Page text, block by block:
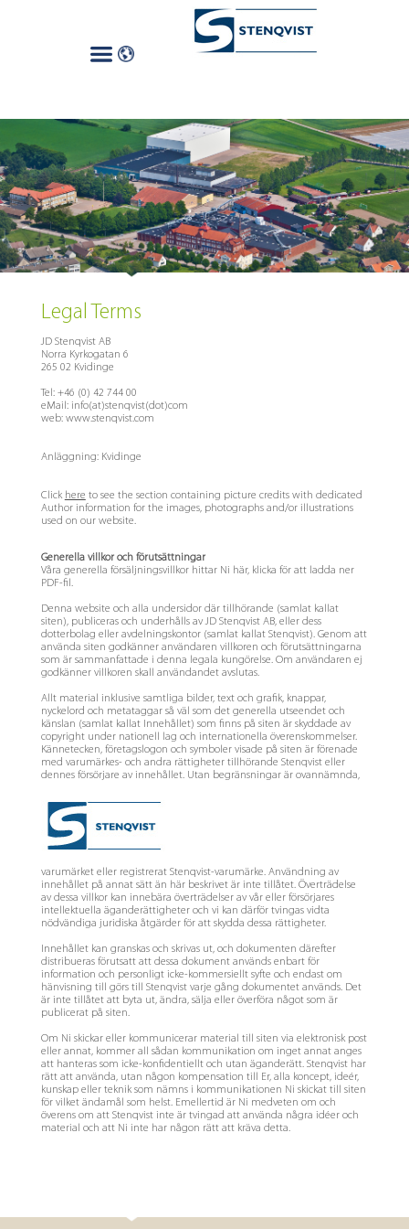
Legal Terms
JD Stenqvist AB
Norra Kyrkogatan 6
265 02 Kvidinge
Tel: +46 (0) 42 744 00
eMail: info(at)stenqvist(dot)com
web: www.stenqvist.com
Anläggning: Kvidinge
Click here to see the section containing picture credits with dedicated
Author information for the images, photographs and/or illustrations
used on our website.
Generella villkor och förutsättningar
Våra generella försäljningsvillkor hittar Ni här, klicka för att ladda ner
PDF-fil.
Denna website och alla undersidor där tillhörande (samlat kallat
siten), publiceras och underhålls av JD Stenqvist AB, eller dess
dotterbolag eller avdelningskontor (samlat kallat Stenqvist). Genom att
använda siten godkänner användaren villkoren och förutsättningarna
som är sammanfattade i denna legala kungörelse. Om användaren ej
godkänner villkoren skall användandet avslutas.
Allt material inklusive samtliga bilder, text och grafik, knappar,
nyckelord och metataggar så väl som det generella utseendet och
känslan (samlat kallat Innehållet) som finns på siten är skyddade av
copyright under nationell lag och internationella överenskommelser.
Kännetecken, företagslogon och symboler visade på siten är förenade
med varumärkes- och andra rättigheter tillhörande Stenqvist eller
dennes försörjare av innehållet. Utan begränsningar är ovannämnda,
varumärket eller registrerat Stenqvist-varumärke. Användning av
innehållet på annat sätt än här beskrivet är inte tillåtet. Överträdelse
av dessa villkor kan innebära överträdelser av vår eller försörjares
intellektuella äganderättigheter och vi kan därför tvingas vidta
nödvändiga juridiska åtgärder för att skydda dessa rättigheter.
Innehållet kan granskas och skrivas ut, och dokumenten därefter
distribueras förutsatt att dessa dokument används enbart för
information och personligt icke-kommersiellt syfte och endast om
hänvisning till görs till Stenqvist varje gång dokumentet används. Det
är inte tillåtet att byta ut, ändra, sälja eller överföra något som är
publicerat på siten.
Om Ni skickar eller kommunicerar material till siten via elektronisk post
eller annat, kommer all sådan kommunikation om inget annat anges
att hanteras som icke-konfidentiellt och utan äganderätt. Stenqvist har
rätt att använda, utan någon kompensation till Er, alla koncept, ideér,
kunskap eller teknik som nämns i kommunikationen Ni skickat till siten
för vilket ändamål som helst. Emellertid är Ni medveten om och
överens om att Stenqvist inte är tvingad att använda några idéer och
material och att Ni inte har någon rätt att kräva detta.